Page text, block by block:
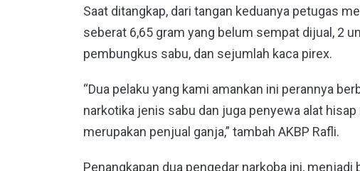
Saat ditangkap, dari tangan keduanya petugas
seberat 6,65 gram yang belum sempat dijual, 2
pembungkus sabu, dan sejumlah kaca pirex.
“Dua pelaku yang kami amankan ini perannya
narkotika jenis sabu dan juga penyewa alat
merupakan penjual ganja,” tambah AKBP Rafli.
Penangkapan dua pengedar narkoba ini,